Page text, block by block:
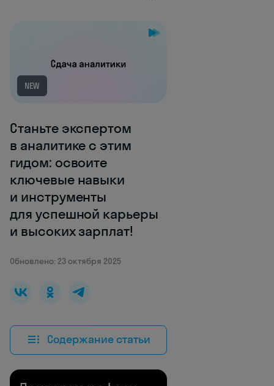
NEW
Станьте экспертом
в аналитике с этим
гидом: освоите
ключевые навыки
и инструменты
для успешной карьеры
и высоких зарплат!
Обновлено: 23 октября 2025
Содержание статьи